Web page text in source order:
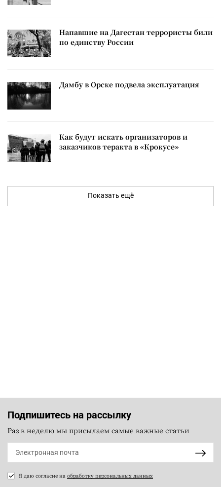
Напавшие на Дагестан террористы били
по единству России
Дамбу в Орске подвела эксплуатация
Как будут искать организаторов и
заказчиков теракта в «Крокусе»
Показать ещё
Подпишитесь на рассылку
Раз в неделю мы присылаем самые важные статьи
Я даю согласие на обработку персональных данных